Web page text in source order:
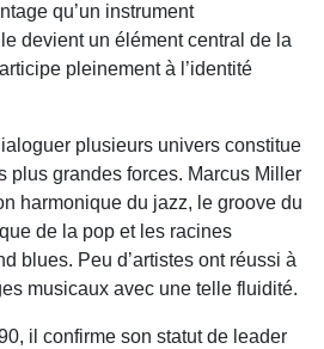
qu’un instrument
devient un élément central de la
pleinement à l’identité
plusieurs univers constitue
plus grandes forces. Marcus Miller
harmonique du jazz, le groove du
de la pop et les racines
blues. Peu d’artistes ont réussi à
musicaux avec une telle fluidité.
il confirme son statut de leader